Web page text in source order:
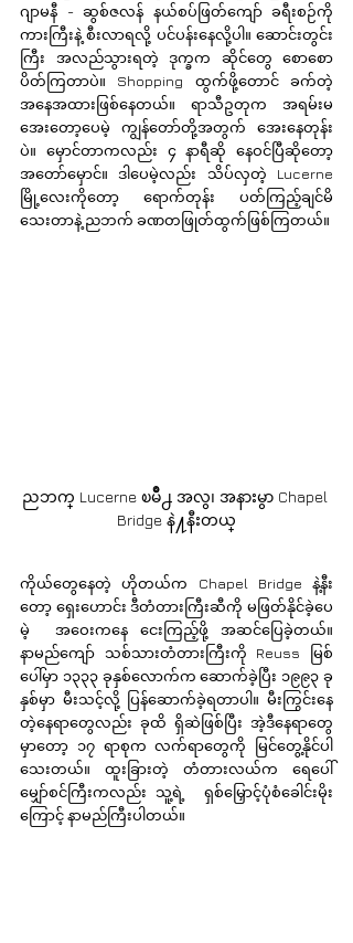
ဂျာမနီ - ဆွစ်ဇလန် နယ်စပ်ဖြတ်ကျော် ခရီးစဉ်ကို
ကားကြီးနဲ့ စီးလာရလို့ ပင်ပန်းနေလို့ပါ။ ဆောင်းတွင်း
ကြီး အလည်သွားရတဲ့ ဒုက္ခက ဆိုင်တွေ စောစော
ပိတ်ကြတာပဲ။ Shopping ထွက်ဖို့တောင် ခက်တဲ့
အနေအထားဖြစ်နေတယ်။ ရာသီဥတုက အရမ်းမ
အေးတော့ပေမဲ့ ကျွန်တော်တို့အတွက် အေးနေတုန်း
ပဲ။ မှောင်တာကလည်း ၄ နာရီဆို နေဝင်ပြီဆိုတော့
အတော်မှောင်။ ဒါပေမဲ့လည်း သိပ်လှတဲ့ Lucerne
မြို့လေးကိုတော့ ရောက်တုန်း ပတ်ကြည့်ချင်မိ
ညဘက္ Lucerne ၿမိဳ႕ အလွ၊ အနားမွာ Chapel
Bridge နဲ႔နီးတယ္
ကိုယ်တွေနေတဲ့ ဟိုတယ်က Chapel Bridge နဲ့နီး
တော့ ရှေးဟောင်း ဒီတံတားကြီးဆီကို မဖြတ်နိုင်ခဲ့ပေ
မဲ့  အဝေးကနေ ငေးကြည့်ဖို့ အဆင်ပြေခဲ့တယ်။
နာမည်ကျော် သစ်သားတံတားကြီးကို Reuss မြစ်
ပေါ်မှာ ၁၃၃၃ ခုနှစ်လောက်က ဆောက်ခဲ့ပြီး ၁၉၉၃ ခု
နှစ်မှာ မီးသင့်လို့ ပြန်ဆောက်ခဲ့ရတာပါ။ မီးကြွင်းနေ
တဲ့နေရာတွေလည်း ခုထိ ရှိဆဲဖြစ်ပြီး အဲ့ဒီနေရာတွေ
မှာတော့ ၁၇ ရာစုက လက်ရာတွေကို မြင်တွေ့နိုင်ပါ
သေးတယ်။ ထူးခြားတဲ့ တံတားလယ်က ရေပေါ်
မျှော်စင်ကြီးကလည်း သူ့ရဲ့  ရှစ်မြှောင့်ပုံစံခေါင်းမိုး
ကြောင့် နာမည်ကြီးပါတယ်။